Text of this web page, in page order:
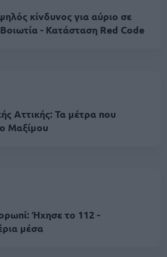
κίνδυνος για αύριο σε
- Κατάσταση Red Code
Αττικής: Τα μέτρα που
Μαξίμου
Ήχησε το 112 -
μέσα